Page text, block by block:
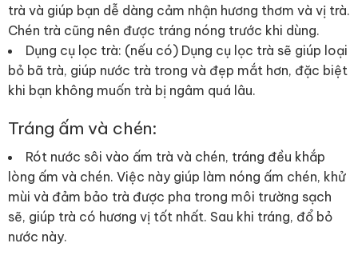
trà và giúp bạn dễ dàng cảm nhận hương thơm và vị trà.
Chén trà cũng nên được tráng nóng trước khi dùng.
Dụng cụ lọc trà: (nếu có) Dụng cụ lọc trà sẽ giúp loại
bỏ bã trà, giúp nước trà trong và đẹp mắt hơn, đặc biệt
khi bạn không muốn trà bị ngâm quá lâu.
Tráng ấm và chén:
Rót nước sôi vào ấm trà và chén, tráng đều khắp
lòng ấm và chén. Việc này giúp làm nóng ấm chén, khử
mùi và đảm bảo trà được pha trong môi trường sạch
sẽ, giúp trà có hương vị tốt nhất. Sau khi tráng, đổ bỏ
nước này.